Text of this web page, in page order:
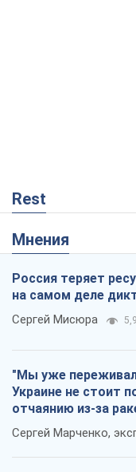
Rest
Мнения
Россия теряет
на самом деле
Сергей Мисюра
"Мы уже
Украине не стоит
отчаянию из-за
Сергей Марченко,